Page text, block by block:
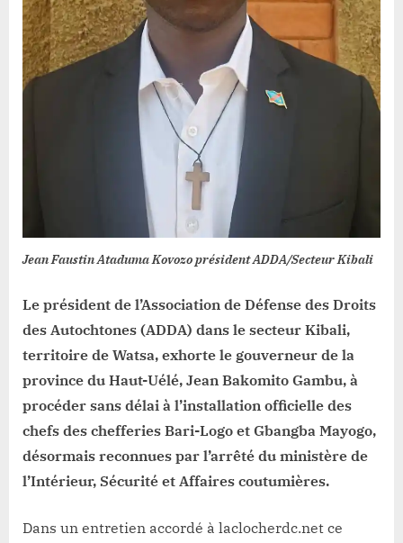
vivement
sollicitée
par
l’ADDA
Jean Faustin Ataduma Kovozo président ADDA/Secteur Kibali
Le président de l’Association de Défense des Droits
des Autochtones (ADDA) dans le secteur Kibali,
territoire de Watsa, exhorte le gouverneur de la
province du Haut-Uélé, Jean Bakomito Gambu, à
procéder sans délai à l’installation officielle des
chefs des chefferies Bari-Logo et Gbangba Mayogo,
désormais reconnues par l’arrêté du ministère de
l’Intérieur, Sécurité et Affaires coutumières.
Dans un entretien accordé à laclocherdc.net ce